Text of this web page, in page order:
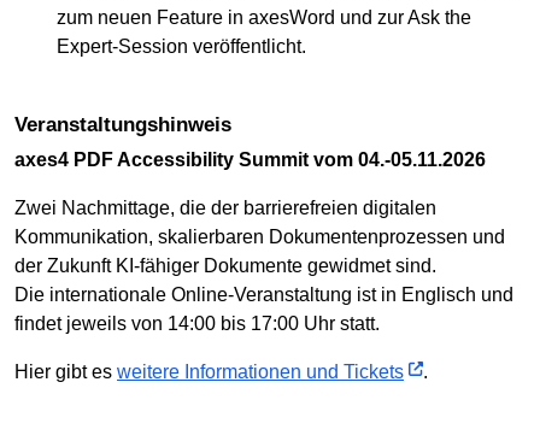
zum neuen Feature in axesWord und zur Ask the
Expert-Session veröffentlicht.
Veranstaltungshinweis
axes4 PDF Accessibility Summit vom 04.-05.11.2026
Zwei Nachmittage, die der barrierefreien digitalen
Kommunikation, skalierbaren Dokumentenprozessen und
der Zukunft KI-fähiger Dokumente gewidmet sind.
Die internationale Online-Veranstaltung ist in Englisch und
findet jeweils von 14:00 bis 17:00 Uhr statt.
Hier gibt es weitere Informationen und Tickets .